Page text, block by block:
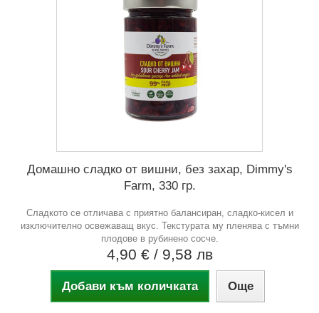
Домашно сладко от вишни, без захар, Dimmy's
Farm, 330 гр.
Сладкото се отличава с приятно балансиран, сладко-кисел и
изключително освежаващ вкус. Текстурата му пленява с тъмни
плодове в рубинено сосче.
4,90 € / 9,58 лв
Добави към количката Още